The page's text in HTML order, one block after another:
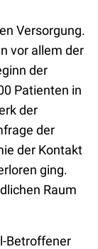
Versorgung.
vor allem der
der
Patienten in
der
der
der Kontakt
ging.
Raum
Betroffener